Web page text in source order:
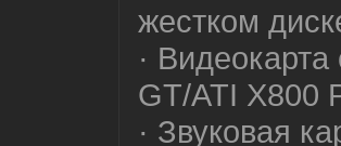
жестком
·
GT/ATI X800
· Звуковая